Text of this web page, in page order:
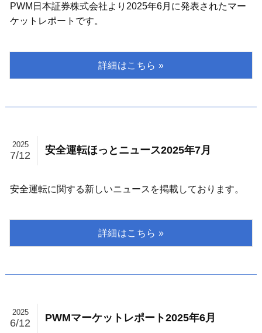
PWM日本証券株式会社より2025年6月に発表されたマー
ケットレポートです。
安全運転ほっとニュース2025年7月
2025
7/12
安全運転に関する新しいニュースを掲載しております。
PWMマーケットレポート2025年6月
2025
6/12